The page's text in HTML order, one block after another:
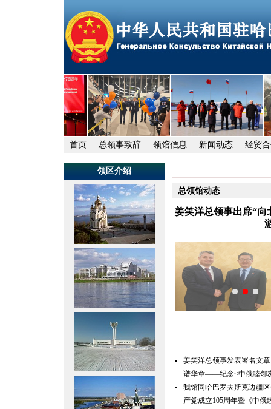
首页 总领事致辞 领馆信息 新闻动态 经贸
领区介绍
总领馆动态
姜笑洋总领事出席“向
姜笑洋总领事发表署名文
谱华章——纪念<中俄睦邻
我馆同哈巴罗夫斯克边疆
产党成立105周年暨《中俄